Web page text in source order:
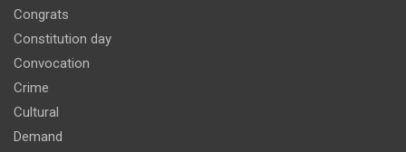
Congrats
Constitution day
Convocation
Crime
Cultural
Demand